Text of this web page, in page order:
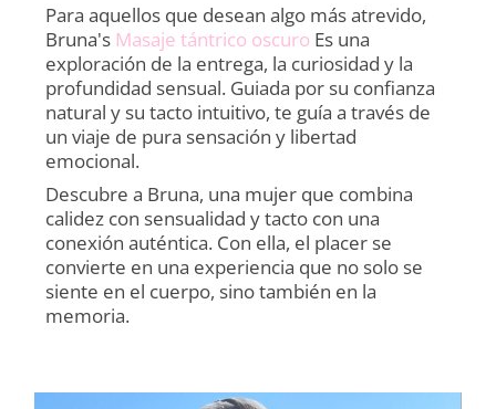
Para aquellos que desean algo más atrevido,
Bruna's Masaje tántrico oscuro Es una
exploración de la entrega, la curiosidad y la
profundidad sensual. Guiada por su confianza
natural y su tacto intuitivo, te guía a través de
un viaje de pura sensación y libertad
emocional.
Descubre a Bruna, una mujer que combina
calidez con sensualidad y tacto con una
conexión auténtica. Con ella, el placer se
convierte en una experiencia que no solo se
siente en el cuerpo, sino también en la
memoria.